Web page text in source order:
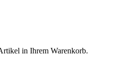
in Ihrem Warenkorb.